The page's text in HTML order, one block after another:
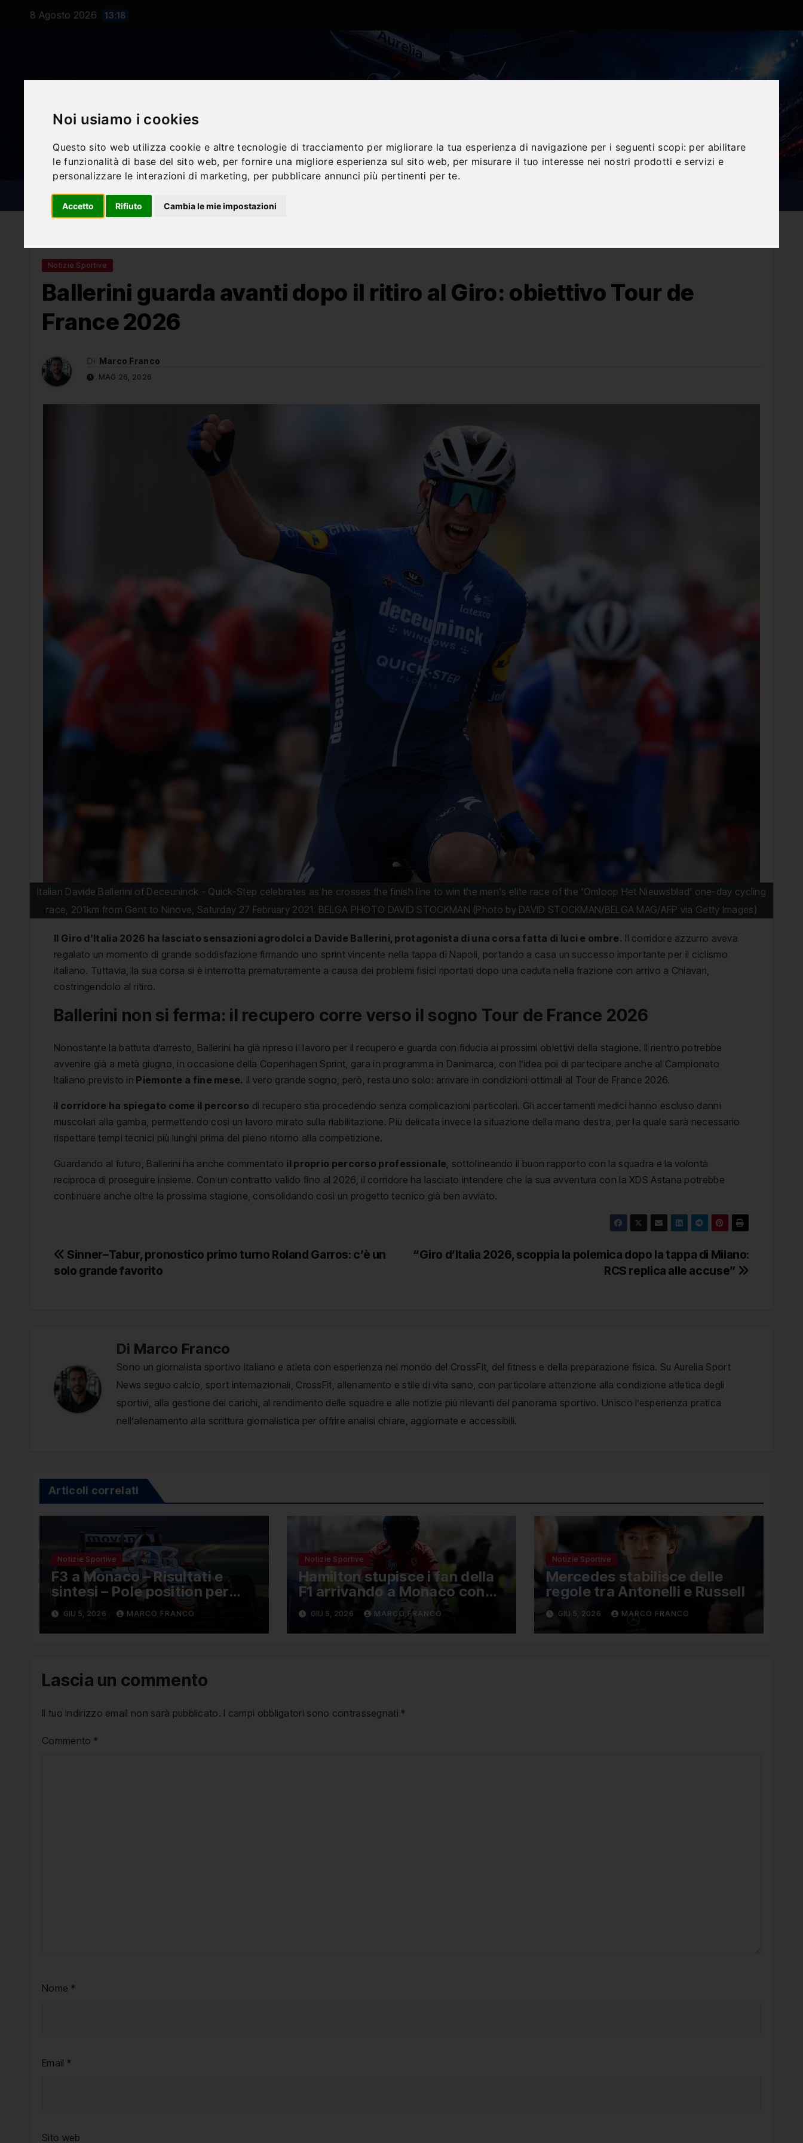
Noi usiamo i cookies
Questo sito web utilizza cookie e altre tecnologie di tracciamento per migliorare la tua esperienza di navigazione per i seguenti scopi: per abilitare
le funzionalità di base del sito web, per fornire una migliore esperienza sul sito web, per misurare il tuo interesse nei nostri prodotti e servizi e
personalizzare le interazioni di marketing, per pubblicare annunci più pertinenti per te.
Accetto Rifiuto Cambia le mie impostazioni
8 Agosto 2026 13:18
NOTIZIE SPORTIVE
Notizie Sportive
Ballerini guarda avanti dopo il ritiro al Giro: obiettivo Tour de
France 2026
Marco Franco
MAG 26, 2026
Italian Davide Ballerini of Deceuninck - Quick-Step celebrates as he crosses the finish line to win the men's elite race of the 'Omloop Het Nieuwsblad' one-day cycling
race, 201km from Gent to Ninove, Saturday 27 February 2021. BELGA PHOTO DAVID STOCKMAN (Photo by DAVID STOCKMAN/BELGA MAG/AFP via Getty Images)
Il Giro d’Italia 2026 ha lasciato sensazioni agrodolci a Davide Ballerini, protagonista di una corsa fatta di luci e ombre. Il corridore azzurro aveva
regalato un momento di grande soddisfazione firmando uno sprint vincente nella tappa di Napoli, portando a casa un successo importante per il ciclismo
italiano. Tuttavia, la sua corsa si è interrotta prematuramente a causa dei problemi fisici riportati dopo una caduta nella frazione con arrivo a Chiavari,
costringendolo al ritiro.
Ballerini non si ferma: il recupero corre verso il sogno Tour de France 2026
Nonostante la battuta d’arresto, Ballerini ha già ripreso il lavoro per il recupero e guarda con fiducia ai prossimi obiettivi della stagione. Il rientro potrebbe
avvenire già a metà giugno, in occasione della Copenhagen Sprint, gara in programma in Danimarca, con l’idea poi di partecipare anche al Campionato
Italiano previsto in Piemonte a fine mese. Il vero grande sogno, però, resta uno solo: arrivare in condizioni ottimali al Tour de France 2026.
Il corridore ha spiegato come il percorso di recupero stia procedendo senza complicazioni particolari. Gli accertamenti medici hanno escluso danni
muscolari alla gamba, permettendo così un lavoro mirato sulla riabilitazione. Più delicata invece la situazione della mano destra, per la quale sarà necessario
rispettare tempi tecnici più lunghi prima del pieno ritorno alla competizione.
Guardando al futuro, Ballerini ha anche commentato il proprio percorso professionale , sottolineando il buon rapporto con la squadra e la volontà
reciproca di proseguire insieme. Con un contratto valido fino al 2026, il corridore ha lasciato intendere che la sua avventura con la XDS Astana potrebbe
continuare anche oltre la prossima stagione, consolidando così un progetto tecnico già ben avviato.
Navigazione
articoli
“Giro d’Italia 2026, scoppia la polemica dopo la tappa di Milano:
RCS replica alle accuse”
Sinner–Tabur, pronostico primo turno Roland Garros: c’è un
solo grande favorito
Di Marco Franco
Sono un giornalista sportivo italiano e atleta con esperienza nel mondo del CrossFit, del fitness e della preparazione fisica. Su Aurelia Sport
News seguo calcio, sport internazionali, CrossFit, allenamento e stile di vita sano, con particolare attenzione alla condizione atletica degli
sportivi, alla gestione dei carichi, al rendimento delle squadre e alle notizie più rilevanti del panorama sportivo. Unisco l’esperienza pratica
nell’allenamento alla scrittura giornalistica per offrire analisi chiare, aggiornate e accessibili.
Articoli correlati
Notizie Sportive
F3 a Monaco – Risultati e
sintesi – Pole position per
Nael, Bruno del Pino ottavo
GIU 5, 2026 MARCO FRANCO
Notizie Sportive
Hamilton stupisce i fan della
F1 arrivando a Monaco con
una Ducati in edizione
limitata
GIU 5, 2026 MARCO FRANCO
Notizie Sportive
Mercedes stabilisce delle
regole tra Antonelli e Russell
GIU 5, 2026 MARCO FRANCO
Lascia un commento
Il tuo indirizzo email non sarà pubblicato. I campi obbligatori sono contrassegnati *
Commento *
Nome *
Email *
Sito web